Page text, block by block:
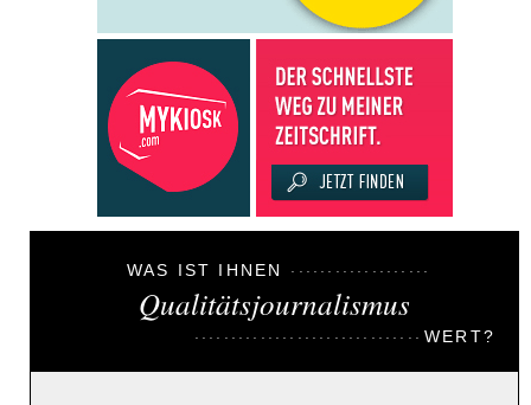
WAS IST IHNEN
Qualitätsjournalismus
WERT?